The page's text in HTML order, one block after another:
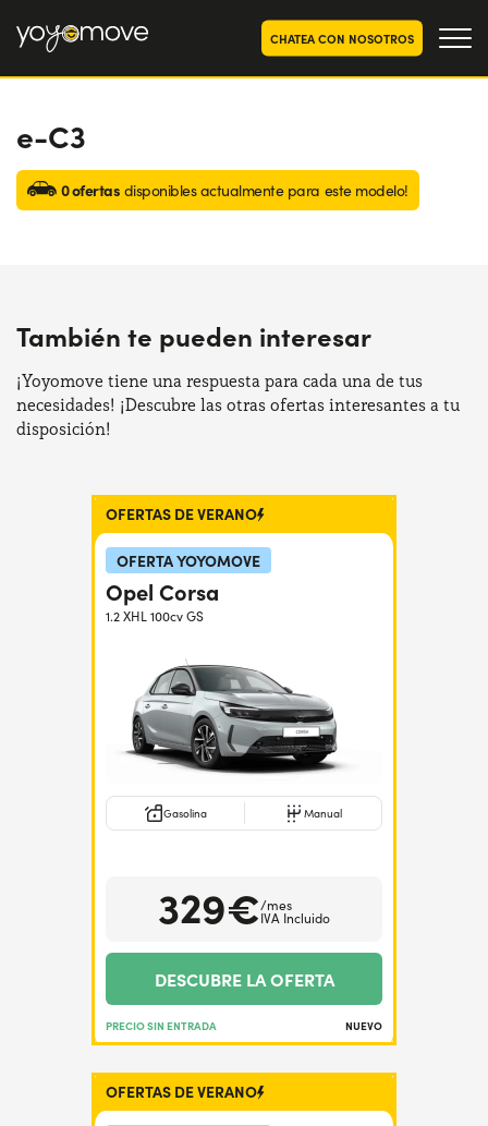
CHATEA CON NOSOTROS
OFERTAS RENTING COCHES
Particulares
Autónomos y Empresas
OFERTAS RENTING
SEGUNDA MANO
Nuestra historia
Trabaja con nosotros
CÓMO FUNCIONA
POR QUÉ CONVIENE
¿Necesitas ayuda?
e-C3
0 ofertas disponibles actualmente para este modelo!
También te pueden interesar
¡Yoyomove tiene una respuesta para cada una de tus
necesidades! ¡Descubre las otras ofertas interesantes a tu
disposición!
OFERTAS DE VERANO
OFERTA YOYOMOVE
Opel Corsa
1.2 XHL 100cv GS
Gasolina Manual
329€/mes
IVA Incluido
DESCUBRE LA OFERTA
PRECIO SIN ENTRADA NUEVO
OFERTAS DE VERANO